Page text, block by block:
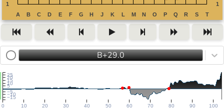
B+29.0
0 10 20 30 40 50 60 70 80 90 100
−15
−10
−5
5
10
15
20
25